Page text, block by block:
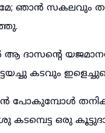
ഞാൻ സകലവും
ദാസന്റെ
കടവും
പോകുമ്പോൾ
കടമ്പെട്ട ഒരു